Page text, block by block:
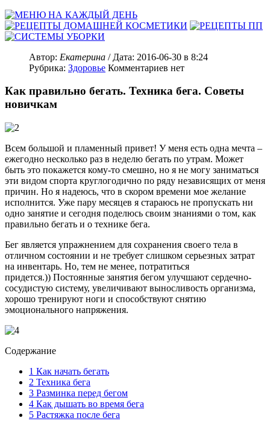
Автор: Екатерина / Дата: 2016-06-30 в 8:24
Рубрика: Здоровье Комментариев нет
Как правильно бегать. Техника бега. Советы
новичкам
Всем большой и пламенный привет! У меня есть одна мечта –
ежегодно несколько раз в неделю бегать по утрам. Может
быть это покажется кому-то смешно, но я не могу заниматься
эти видом спорта круглогодично по ряду независящих от меня
причин. Но я надеюсь, что в скором времени мое желание
исполнится. Уже пару месяцев я стараюсь не пропускать ни
одно занятие и сегодня поделюсь своим знаниями о том, как
правильно бегать и о технике бега.
Бег является упражнением для сохранения своего тела в
отличном состоянии и не требует слишком серьезных затрат
на инвентарь. Но, тем не менее, потратиться
придется.)) Постоянные занятия бегом улучшают сердечно-
сосудистую систему, увеличивают выносливость организма,
хорошо тренируют ноги и способствуют снятию
эмоционального напряжения.
Содержание
1 Как начать бегать
2 Техника бега
3 Разминка перед бегом
4 Как дышать во время бега
5 Растяжка после бега